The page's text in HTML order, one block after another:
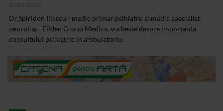
26/02/2010
Dr.Spiridon Iliescu - medic primar psihiatru si medic specialist
neurolog - Filden Group Medica, vorbeste despre importanta
consultului psihiatric in ambulatoriu.